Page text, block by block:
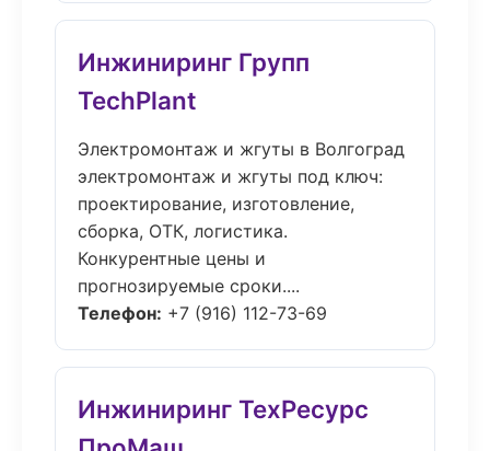
Инжиниринг Групп
TechPlant
Электромонтаж и жгуты в Волгоград
электромонтаж и жгуты под ключ:
проектирование, изготовление,
сборка, ОТК, логистика.
Конкурентные цены и
прогнозируемые сроки....
Телефон: +7 (916) 112-73-69
Инжиниринг ТехРесурс